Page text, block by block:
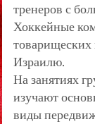
тренеров с
Хоккейные
товарищеских
Израилю.
На занятиях
изучают
виды